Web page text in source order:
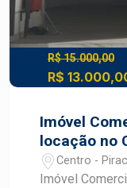
R$ 15.000,00
R$
Imóvel
locação no
Centro -
Imóvel